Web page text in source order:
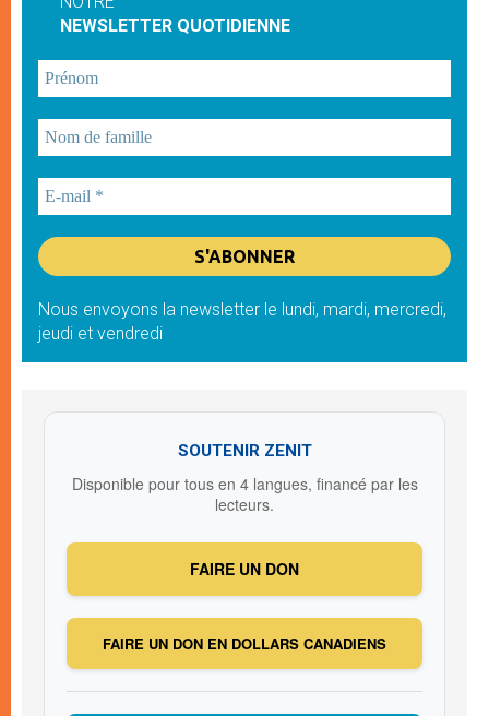
NEWSLETTER QUOTIDIENNE
Nous envoyons la newsletter le lundi, mardi, mercredi,
jeudi et vendredi
SOUTENIR ZENIT
Disponible pour tous en 4 langues, financé par les
lecteurs.
FAIRE UN DON
FAIRE UN DON EN DOLLARS CANADIENS